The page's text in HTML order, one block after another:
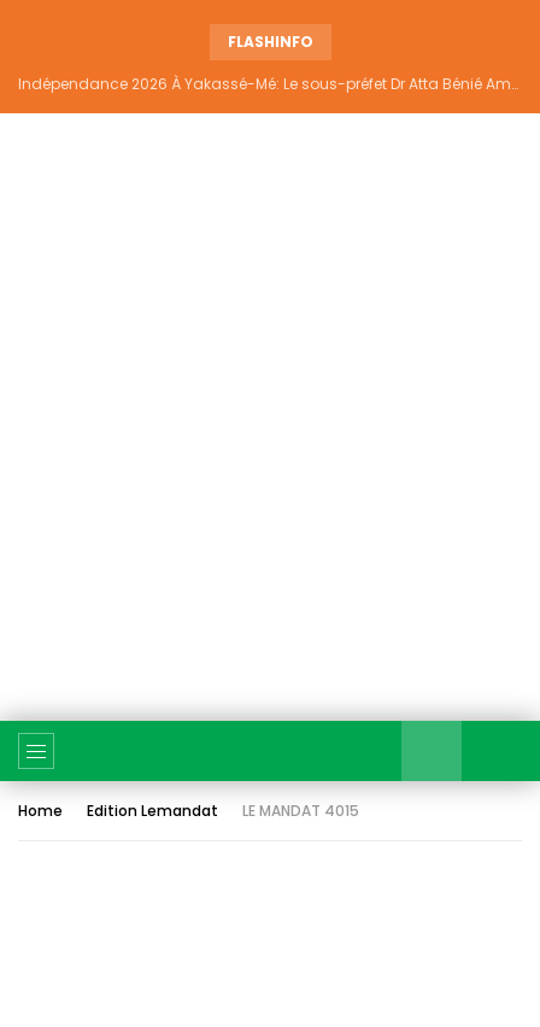
FLASHINFO
Indépendance 2026 À Yakassé-Mé: Le sous-préfet Dr Atta Bénié Amédé appelle à l’unité, à la sécurité et au développement
Home Edition Lemandat LE MANDAT 4015